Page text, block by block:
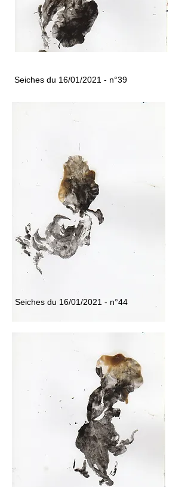
Seiches du 16/01/2021 - n°39
Seiches du 16/01/2021 - n°44